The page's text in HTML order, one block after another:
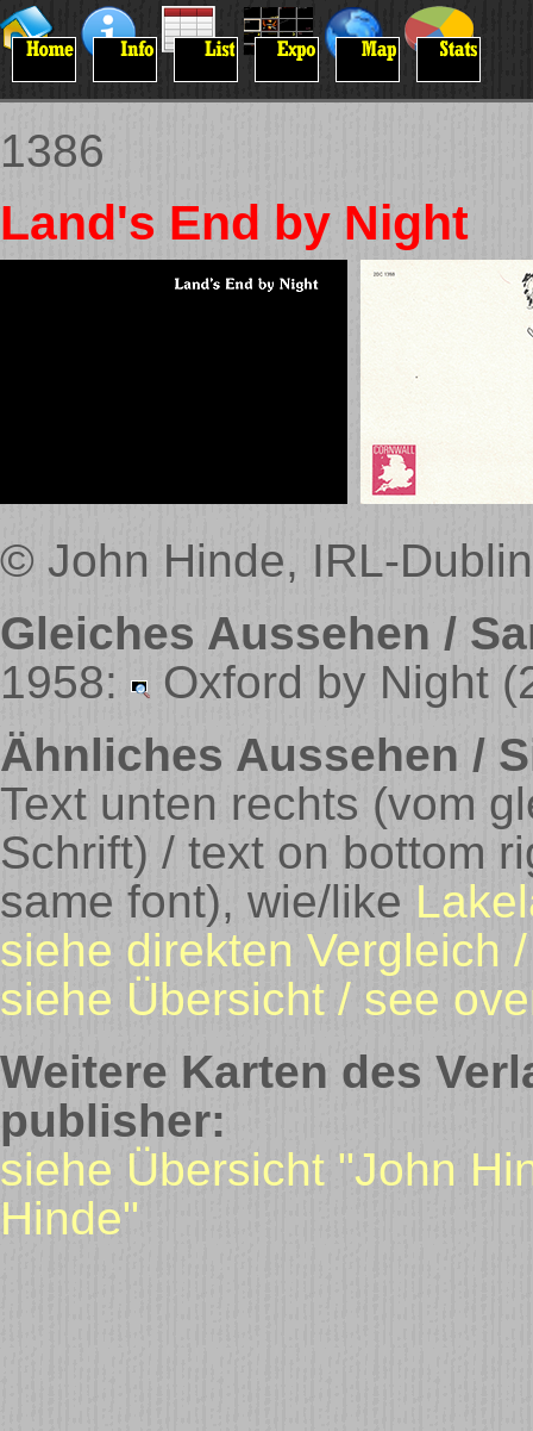
1386
Land's End by Night
© John Hinde, IRL-
Gleiches Aussehen /
1958:
Oxford by Night
Ähnliches Aussehen /
Text unten rechts (vom
Schrift) / text on bottom
same font), wie/like
siehe direkten Vergleich
siehe Übersicht / see
Weitere Karten des
publisher:
siehe Übersicht "John
Hinde"